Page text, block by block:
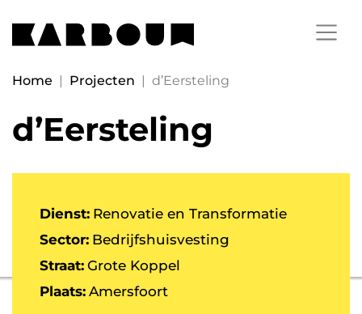
Home | Projecten | d’Eersteling
d’Eersteling
Dienst: Renovatie en Transformatie
Sector: Bedrijfshuisvesting
Straat: Grote Koppel
Plaats: Amersfoort